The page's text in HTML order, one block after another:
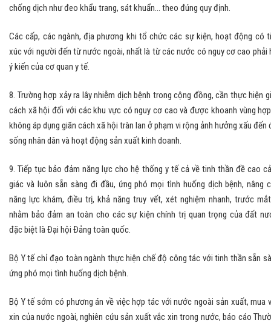
chống dịch như đeo khẩu trang, sát khuẩn... theo đúng quy định.
Các cấp, các ngành, địa phương khi tổ chức các sự kiện, hoạt động có
xúc với người đến từ nước ngoài, nhất là từ các nước có nguy cơ cao phải
ý kiến của cơ quan y tế.
8. Trường hợp xảy ra lây nhiễm dịch bệnh trong cộng đồng, cần thực hiện
cách xã hội đối với các khu vực có nguy cơ cao và được khoanh vùng
không áp dụng giãn cách xã hội tràn lan ở phạm vi rộng ảnh hưởng xấu đến
sống nhân dân và hoạt động sản xuất kinh doanh.
9. Tiếp tục bảo đảm năng lực cho hệ thống y tế cả về tinh thần đề cao
giác và luôn sẵn sàng đi đầu, ứng phó mọi tình huống dịch bệnh, nâng
năng lực khám, điều trị, khả năng truy vết, xét nghiệm nhanh, trước
nhằm bảo đảm an toàn cho các sự kiện chính trị quan trọng của đất
đặc biệt là Đại hội Đảng toàn quốc.
Bộ Y tế chỉ đạo toàn ngành thực hiện chế độ công tác với tinh thần sẵn
ứng phó mọi tình huống dịch bệnh.
Bộ Y tế sớm có phương án về việc hợp tác với nước ngoài sản xuất, mua
xin của nước ngoài, nghiên cứu sản xuất vắc xin trong nước, báo cáo